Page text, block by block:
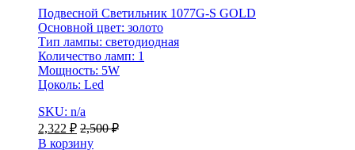
Подвесной Светильник 1077G-S GOLD
Основной цвет: золото
Тип лампы: светодиодная
Количество ламп: 1
Мощность: 5W
Цоколь: Led
SKU: n/a
2,322 ₽ 2,500₽
В корзину